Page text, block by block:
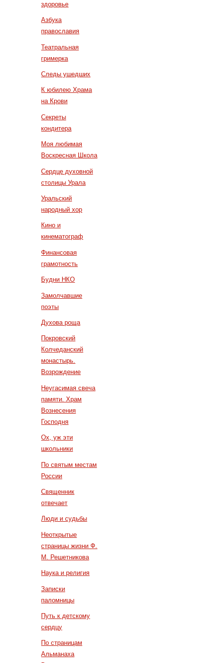
здоровье
Азбука
православия
Театральная
гримерка
Следы ушедших
К юбилею Храма
на Крови
Секреты
кондитера
Моя любимая
Воскресная Школа
Сердце духовной
столицы Урала
Уральский
народный хор
Кино и
кинематограф
Финансовая
грамотность
Будни НКО
Замолчавшие
поэты
Духова роща
Покровский
Колчеданский
монастырь.
Возрождение
Неугасимая свеча
памяти. Храм
Вознесения
Господня
Ох, уж эти
школьники
По святым местам
России
Священник
отвечает
Люди и судьбы
Неоткрытые
страницы жизни Ф.
М. Решетникова
Наука и религия
Записки
паломницы
Путь к детскому
сердцу
По страницам
Альманаха